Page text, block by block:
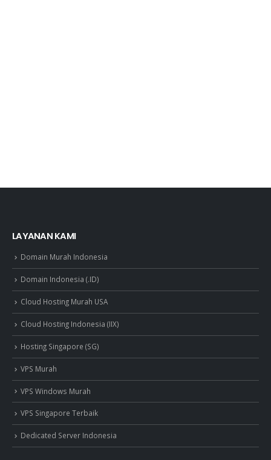
LAYANAN KAMI
Domain Murah Indonesia
Domain Indonesia (.ID)
Cloud Hosting Murah USA
Cloud Hosting Indonesia (IIX)
Hosting Singapore (SG)
VPS Murah
VPS Windows Murah
VPS Singapore Terbaik
Dedicated Server Indonesia